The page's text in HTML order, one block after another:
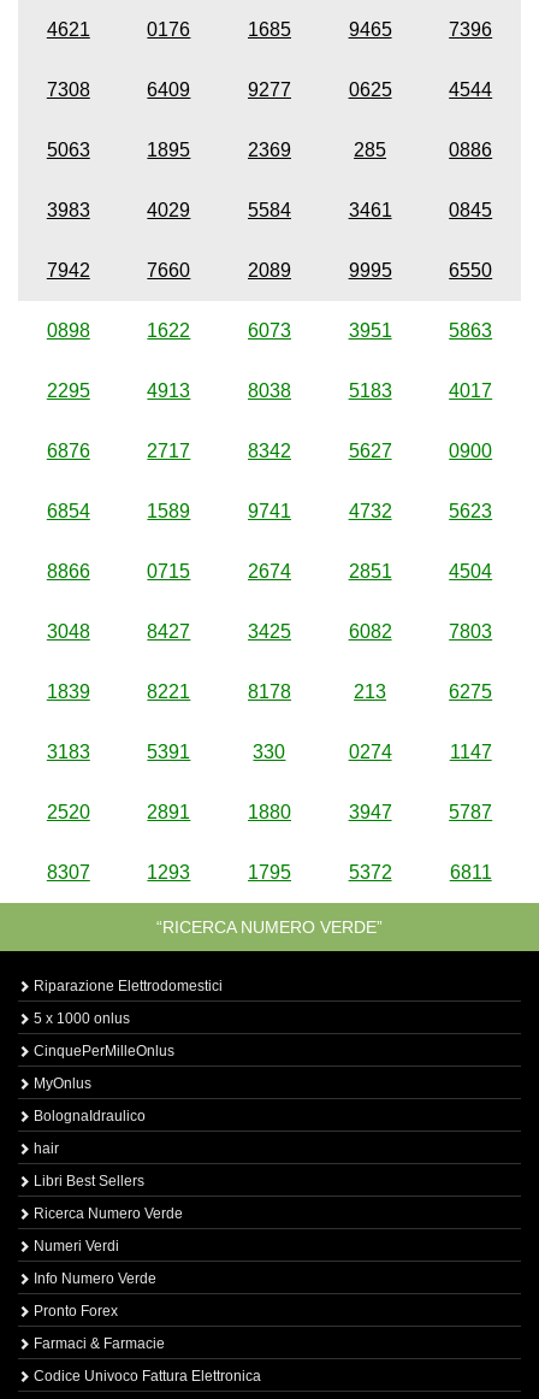
4621 0176 1685 9465 7396
7308 6409 9277 0625 4544
5063 1895 2369 285 0886
3983 4029 5584 3461 0845
7942 7660 2089 9995 6550
0898 1622 6073 3951 5863
2295 4913 8038 5183 4017
6876 2717 8342 5627 0900
6854 1589 9741 4732 5623
8866 0715 2674 2851 4504
3048 8427 3425 6082 7803
1839 8221 8178 213 6275
3183 5391 330 0274 1147
2520 2891 1880 3947 5787
8307 1293 1795 5372 6811
“RICERCA NUMERO VERDE”
Riparazione Elettrodomestici
5 x 1000 onlus
CinquePerMilleOnlus
MyOnlus
BolognaIdraulico
hair
Libri Best Sellers
Ricerca Numero Verde
Numeri Verdi
Info Numero Verde
Pronto Forex
Farmaci & Farmacie
Codice Univoco Fattura Elettronica